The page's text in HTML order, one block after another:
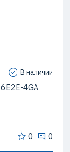
В наличии
4GA
0 0